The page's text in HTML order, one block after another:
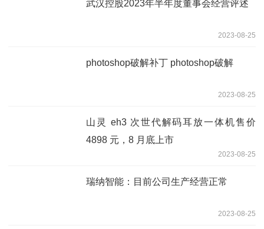
武汉控股2023年半年度董事会经营评述
2023-08-25
photoshop破解补丁 photoshop破解
2023-08-25
山灵 eh3 次世代解码耳放一体机售价
4898 元，8 月底上市
2023-08-25
瑞纳智能：目前公司生产经营正常
2023-08-25